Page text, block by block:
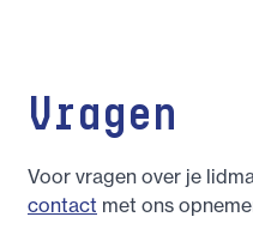
Vragen
Voor vragen over je
contact met ons